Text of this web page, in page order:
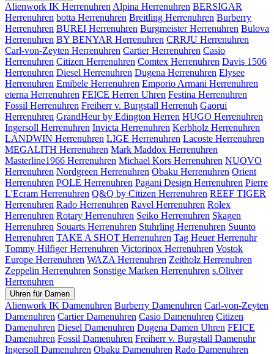
Alienwork IK Herrenuhren Alpina Herrenuhren BERSIGAR
Herrenuhren botta Herrenuhren Breitling Herrenuhren Burberry
Herrenuhren BUREI Herrenuhren Burgmeister Herrenuhren Bulova
Herrenuhren BY BENYAR Herrenuhren CRRJU Herrenuhren
Carl-von-Zeyten Herrenuhren Cartier Herrenuhren Casio
Herrenuhren Citizen Herrenuhren Comtex Herrenuhren Davis 1506
Herrenuhren Diesel Herrenuhren Dugena Herrenuhren Elysee
Herrenuhren Emibele Herrenuhren Emporio Armani Herrenuhren
eterna Herrenuhren FEICE Herren Uhren Festina Herrenuhren
Fossil Herrenuhren Freiherr v. Burgstall Herrenuh Gaorui
Herrenuhren GrandHeur by Edington Herren HUGO Herrenuhren
Ingersoll Herrenuhren Invicta Herrenuhren Kerbholz Herrenuhren
LANDWIN Herrenuhren LIGE Herrenuhren Lacoste Herrenuhren
MEGALITH Herrenuhren Mark Maddox Herrenuhren
Masterline1966 Herrenuhren Michael Kors Herrenuhren NUOVO
Herrenuhren Nordgreen Herrenuhren Obaku Herrenuhren Orient
Herrenuhren POLE Herrenuhren Pagani Design Herrenuhren Pierre
L'Ecram Herrenuhren Q&Q by Citizen Herrenuhren REEF TIGER
Herrenuhren Rado Herrenuhren Ravel Herrenuhren Rolex
Herrenuhren Rotary Herrenuhren Seiko Herrenuhren Skagen
Herrenuhren Souarts Herrenuhren Stuhrling Herrenuhren Suunto
Herrenuhren TAKE A SHOT Herrenuhren Tag Heuer Herrenuhr
Tommy Hilfiger Herrenuhren Victorinox Herrenuhren Vostok
Europe Herrenuhren WAZA Herrenuhren Zeitholz Herrenuhren
Zeppelin Herrenuhren Sonstige Marken Herrenuhren s.Oliver
Herrenuhren
Uhren für Damen
Alienwork IK Damenuhren Burberry Damenuhren Carl-von-Zeyten
Damenuhren Cartier Damenuhren Casio Damenuhren Citizen
Damenuhren Diesel Damenuhren Dugena Damen Uhren FEICE
Damenuhren Fossil Damenuhren Freiherr v. Burgstall Damenuhr
Ingersoll Damenuhren Obaku Damenuhren Rado Damenuhren